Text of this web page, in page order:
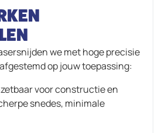
we met hoge precisie
op jouw toepassing:
voor constructie en
snedes, minimale